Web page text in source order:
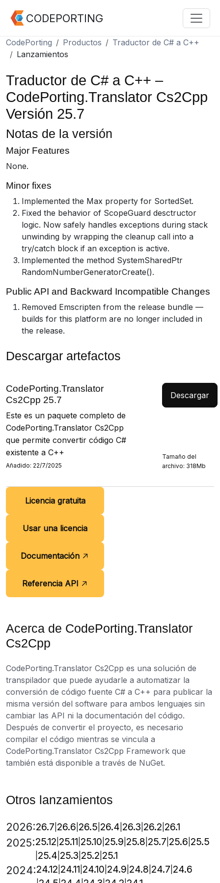
CODEPORTING
CodePorting Productos
Traductor de C# a C++
Lanzamientos
Traductor de C# a C++ –
CodePorting.Translator Cs2Cpp
Versión 25.7
Notas de la versión
Major Features
None.
Minor fixes
Implemented the Max property for SortedSet.
Fixed the behavior of ScopeGuard desctructor
logic. Now safely handles exceptions during stack
unwinding by wrapping the cleanup call into a
try/catch block if an exception is active.
Implemented the method SystemSharedPtr
RandomNumberGeneratorCreate().
Public API and Backward Incompatible Changes
Removed Emscripten from the release bundle —
builds for this platform are no longer included in
the release.
Descargar artefactos
CodePorting.Translator
Cs2Cpp 25.7
Este es un paquete completo de
CodePorting.Translator Cs2Cpp
que permite convertir código C#
existente a C++
Añadido: 22/7/2025
Descargar
Tamaño del
archivo: 318Mb
Licencia gratuita
Usar una licencia
Documentación
Referencia API
Acerca de CodePorting.Translator
Cs2Cpp
CodePorting.Translator Cs2Cpp es una solución de
transpilador que puede ayudarle a automatizar la
conversión de código fuente C# a C++ para publicar la
misma versión del software para ambos lenguajes sin
cambiar las API ni la documentación del código.
Después de convertir el proyecto, es necesario
compilar el código mientras se vincula a
CodePorting.Translator Cs2Cpp Framework que
también está disponible a través de NuGet.
Otros lanzamientos
2026:26.7 26.6 26.5 26.4 26.3 26.2 26.1
2025:25.12 25.11 25.10 25.9 25.8 25.7 25.6 25.5
25.4 25.3 25.2 25.1
2024:24.12 24.11 24.10 24.9 24.8 24.7 24.6